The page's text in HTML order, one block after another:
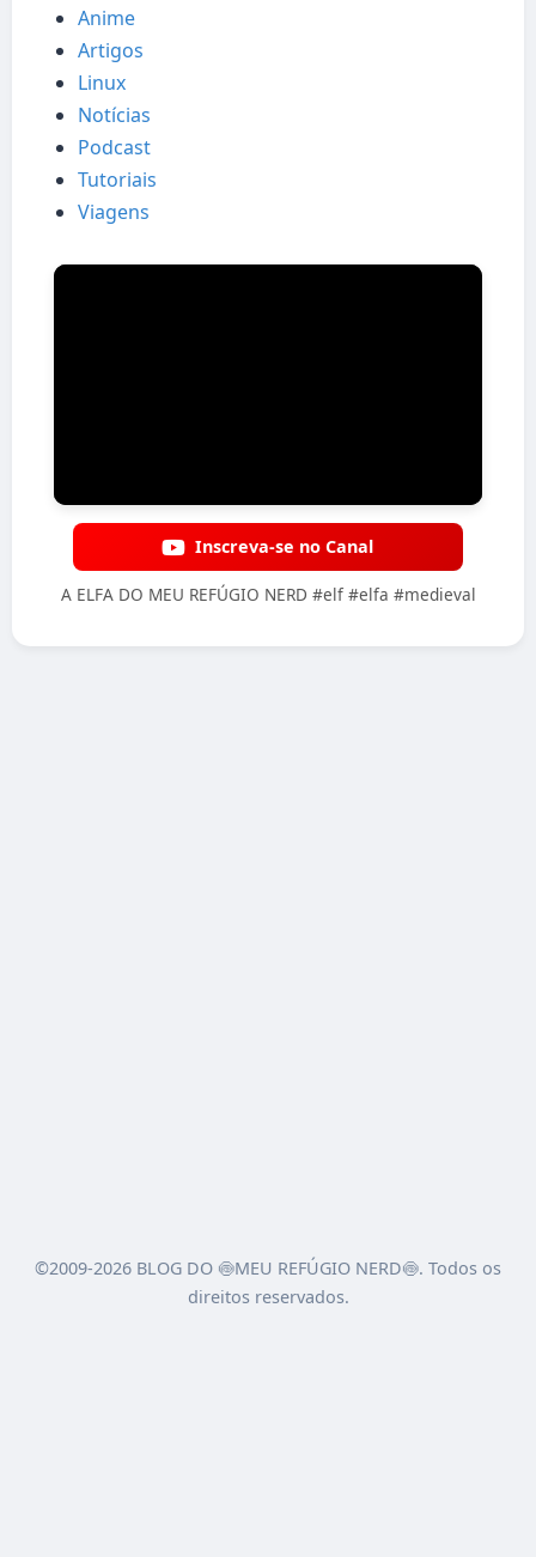
Anime
Artigos
Linux
Notícias
Podcast
Tutoriais
Viagens
Inscreva-se no Canal
A ELFA DO MEU REFÚGIO NERD #elf #elfa #medieval
©2009-2026 BLOG DO 🍥MEU REFÚGIO NERD🍥. Todos os
direitos reservados.